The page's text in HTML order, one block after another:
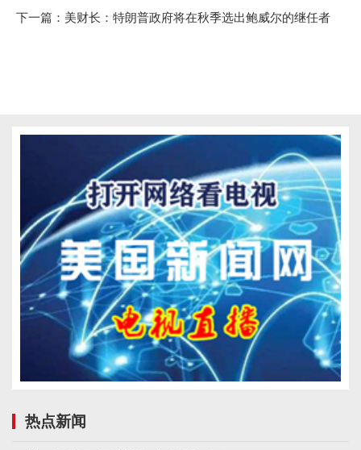
下一篇： 美财长：特朗普政府将在秋季选出鲍威尔的继任者
热点新闻